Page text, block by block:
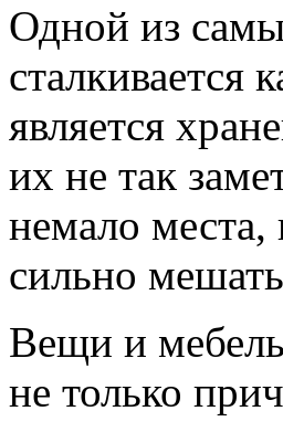
Одной из
сталкивается
является
их не так
немало
сильно
Вещи и
не только